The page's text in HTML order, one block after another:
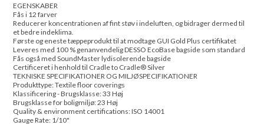
EGENSKABER
Fås i 12 farver
Reducerer koncentrationen af fint støv i indeluften, og bidrager dermed til
et bedre indeklima.
Første og eneste tæppeprodukt til at modtage GUI Gold Plus certifikatet
Leveres med 100 % genanvendelig DESSO EcoBase bagside som standard
Fås også med SoundMaster lydisolerende bagside
Certificeret i henhold til Cradle to Cradle® Silver
TEKNISKE SPECIFIKATIONER OG MILJØSPECIFIKATIONER
Produkttype: Textile floor coverings
Klassificering - Brugsklasse: 33 Høj
Brugsklasse for boligmiljø: 23 Høj
Quality & environment certifications: ISO 14001
Gauge Rate: 1/10"